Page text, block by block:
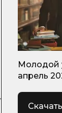
Молодой
апрель